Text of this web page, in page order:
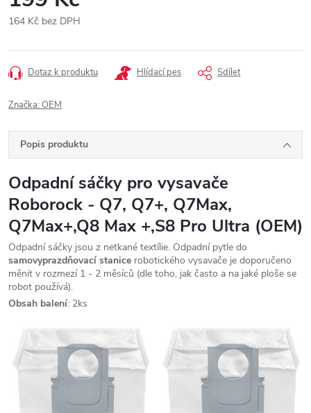
164 Kč bez DPH
cena:
Dotaz k produktu Hlídací pes Sdílet
Značka: OEM
Popis produktu
Odpadní sáčky pro vysavače
Roborock - Q7, Q7+, Q7Max,
Q7Max+,Q8 Max +,S8 Pro Ultra (OEM)
Odpadní sáčky jsou z netkané textílie. Odpadní pytle do
samovyprazdňovací stanice robotického vysavače je doporučeno
měnit v rozmezí 1 - 2 měsíců (dle toho, jak často a na jaké ploše se
robot používá).
Obsah balení: 2ks